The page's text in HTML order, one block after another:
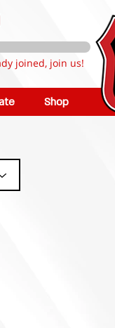
joined, join us!
Shop